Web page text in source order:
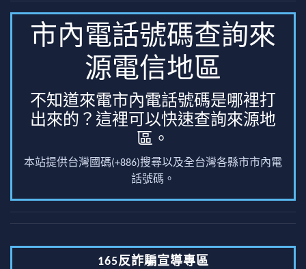
市內電話號碼查詢來
源電信地區
不知道來電市內電話號碼是哪裡打
出來的？這裡可以快速查詢來源地
區。
本站提供台灣國碼(+886)搜尋以及全台灣各縣市市內電
話號碼。
165反詐騙宣導專區